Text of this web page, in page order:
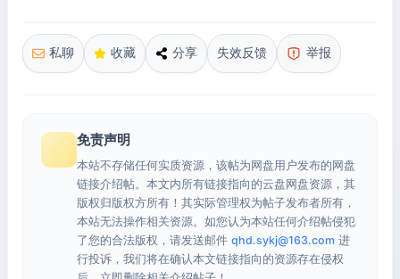
私聊 收藏 分享 失效反馈 举报
免责声明
本站不存储任何实质资源，该帖为网盘用户发布的网盘
链接介绍帖。本文内所有链接指向的云盘网盘资源，其
版权归版权方所有！其实际管理权为帖子发布者所有，
本站无法操作相关资源。如您认为本站任何介绍帖侵犯
了您的合法版权，请发送邮件 qhd.sykj@163.com 进
行投诉，我们将在确认本文链接指向的资源存在侵权